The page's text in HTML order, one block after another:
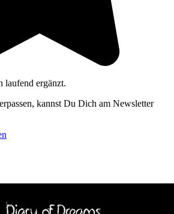
laufend ergänzt.
kannst Du Dich am Newsletter